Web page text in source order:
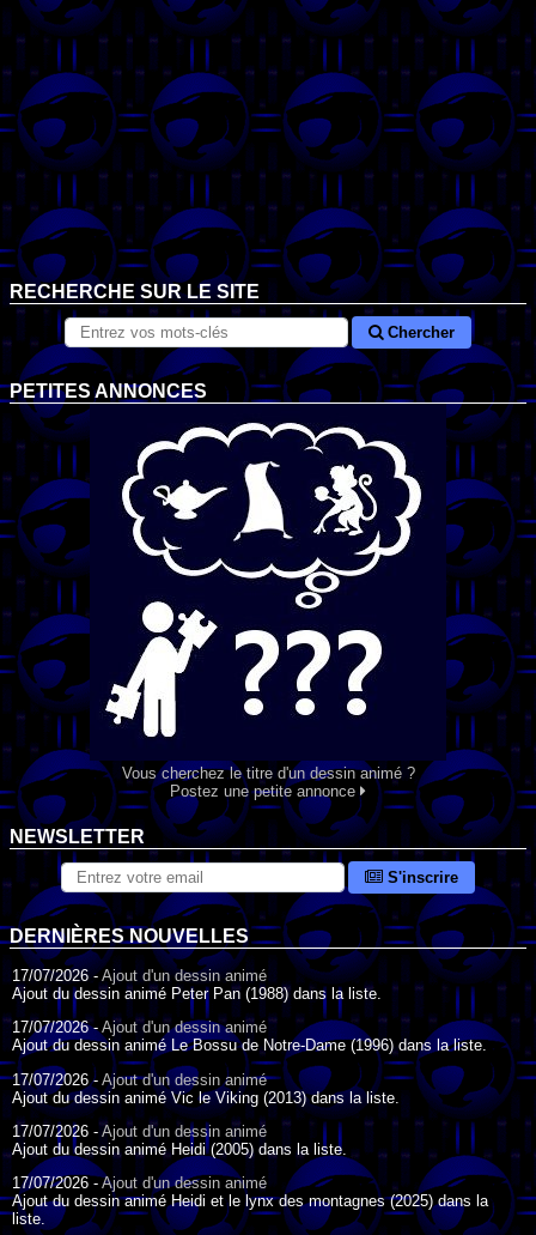
RECHERCHE SUR LE SITE
Chercher
PETITES ANNONCES
Vous cherchez le titre d'un dessin animé ?
Postez une petite annonce
NEWSLETTER
S'inscrire
DERNIÈRES NOUVELLES
17/07/2026 -Ajout d'un dessin animé
Ajout du dessin animé Peter Pan (1988) dans la liste.
17/07/2026 -Ajout d'un dessin animé
Ajout du dessin animé Le Bossu de Notre-Dame (1996) dans la liste.
17/07/2026 - Ajout d'un dessin animé
Ajout du dessin animé Vic le Viking (2013) dans la liste.
17/07/2026 - Ajout d'un dessin animé
Ajout du dessin animé Heidi (2005) dans la liste.
17/07/2026 -Ajout d'un dessin animé
Ajout du dessin animé Heidi et le lynx des montagnes (2025) dans la
liste.